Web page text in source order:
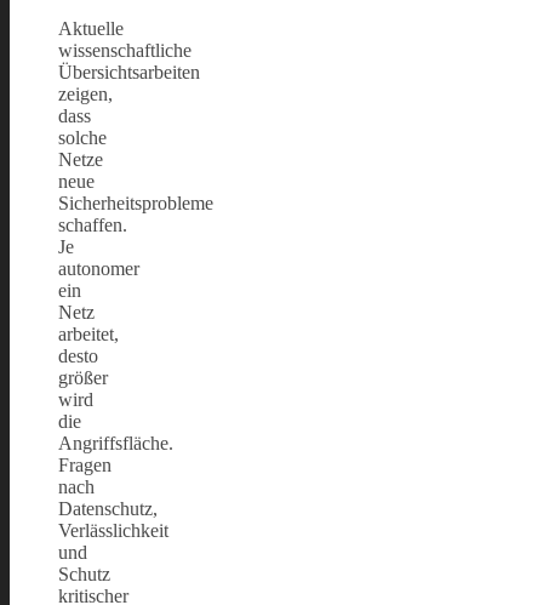
Aktuelle
wissenschaftliche
Übersichtsarbeiten
zeigen,
dass
solche
Netze
neue
Sicherheitsprobleme
schaffen.
Je
autonomer
ein
Netz
arbeitet,
desto
größer
wird
die
Angriffsfläche.
Fragen
nach
Datenschutz,
Verlässlichkeit
und
Schutz
kritischer